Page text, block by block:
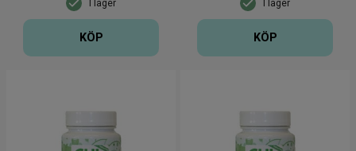
I lager
KÖP
I lager
KÖP